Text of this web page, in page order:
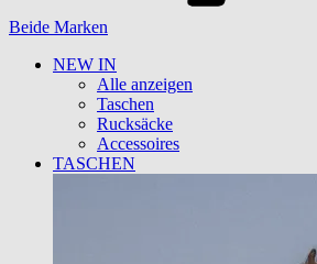
Beide Marken
NEW IN
Alle anzeigen
Taschen
Rucksäcke
Accessoires
TASCHEN